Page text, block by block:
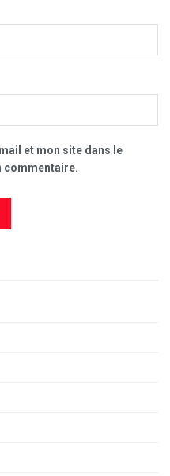
et mon site dans le
commentaire.